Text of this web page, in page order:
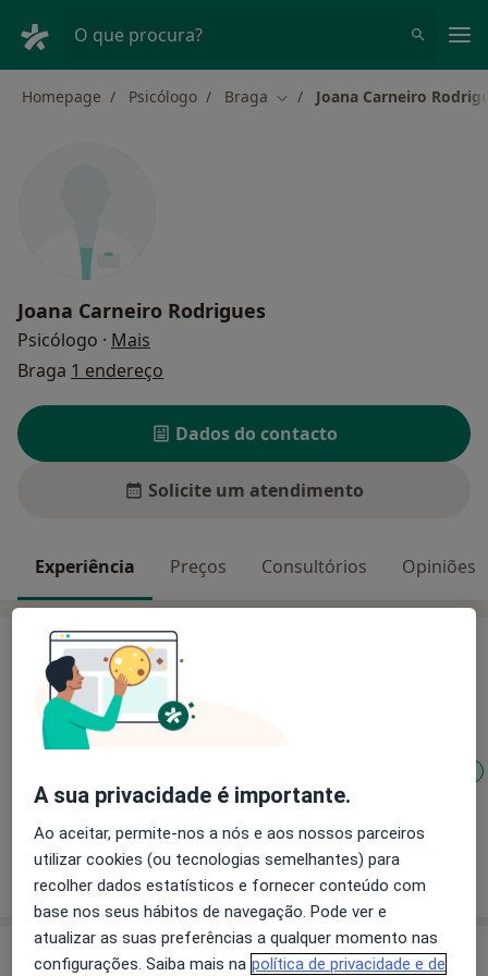
O que procura?
Homepage Psicólogo Braga Mudar de cidade
Joana Carneiro
Joana Carneiro Rodrigues
Psicólogo · Mais
Braga 1 endereço
Dados do contacto
Solicite um atendimento
Experiência Preços Consultórios Opiniões
Experiência
Principais doenças tratadas
Transtornos da Alimentação
Transtorno Depressivo Maior
Transtornos Da Ansiedade
+7a11y_sr_more_diseases
Mostrar mais detalhes
sobre a experiência
Serviços e preços
A sua privacidade é importante.
Ao aceitar, permite-nos a nós e aos nossos parceiros
utilizar cookies (ou tecnologias semelhantes) para
recolher dados estatísticos e fornecer conteúdo com
base nos seus hábitos de navegação. Pode ver e
atualizar as suas preferências a qualquer momento nas
configurações. Saiba mais na política de privacidade e de